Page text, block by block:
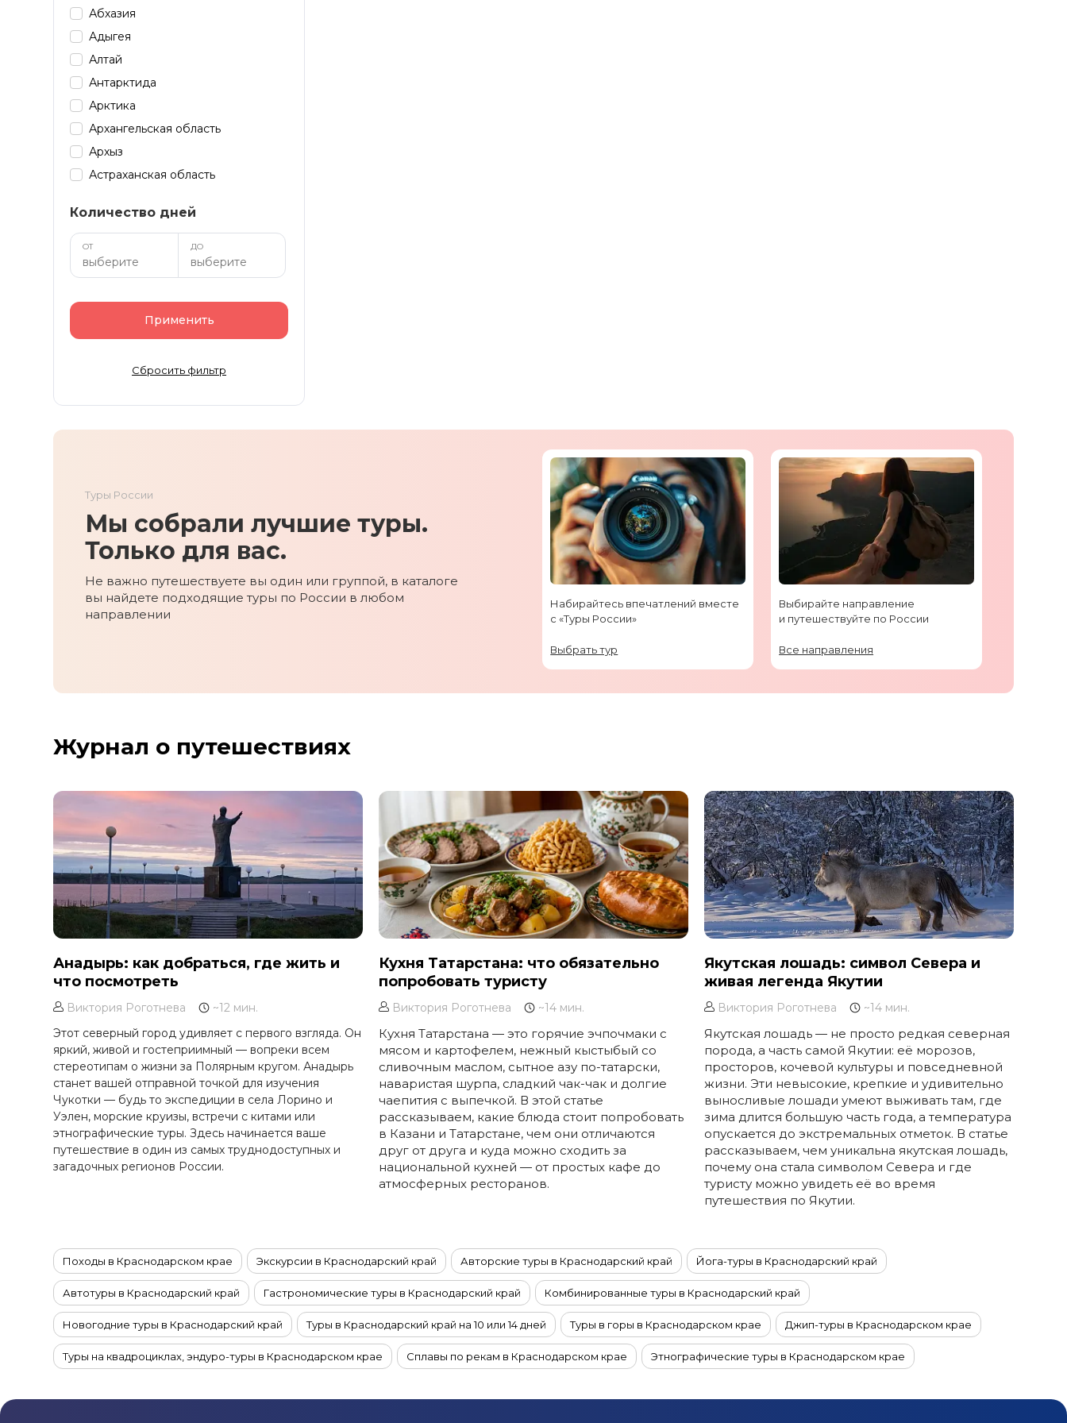
Абхазия
Адыгея
Алтай
Антарктида
Арктика
Архангельская область
Архыз
Астраханская область
Башкирия
Бурятия
Дагестан
Забайкалье
Зарубеж
Иркутская область
Кабардино-Балкария
Калмыкия
Камчатка
Карачаево-Черкесия
Колыма
Кольский полуостров
Москва и Московская область
Новгородская область
Оймякон
Осетия
Остров Итуруп
Остров Кунашир
Остров Шикотан
Плато Путорана
Приморье
Самарская область
Сахалин
Соловецкие острова
Ставропольский край
Татарстан
Териберка
Тыва
Урал
Чукотка
Шантарские Острова
Эльбрус
Якутия
Якутск
Ямал
Количество дней
ОТ ДО
Применить
Сбросить фильтр
Туры России
Мы собрали лучшие туры.
Только для вас.
Не важно путешествуете вы один или группой, в каталоге
вы найдете подходящие туры по России в любом
направлении
Набирайтесь впечатлений вместе
с «Туры России»
Выбрать тур
Выбирайте направление
и путешествуйте по России
Все направления
Журнал о путешествиях
Анадырь: как добраться, где жить и
что посмотреть
Виктория Роготнева
~12 мин.
Этот северный город удивляет с первого взгляда. Он
яркий, живой и гостеприимный — вопреки всем
стереотипам о жизни за Полярным кругом. Анадырь
станет вашей отправной точкой для изучения
Чукотки — будь то экспедиции в села Лорино и
Уэлен, морские круизы, встречи с китами или
этнографические туры. Здесь начинается ваше
путешествие в один из самых труднодоступных и
загадочных регионов России.
Кухня Татарстана: что обязательно
попробовать туристу
Виктория Роготнева ~14 мин.
Кухня Татарстана — это горячие эчпочмаки с
мясом и картофелем, нежный кыстыбый со
сливочным маслом, сытное азу по-татарски,
наваристая шурпа, сладкий чак-чак и долгие
чаепития с выпечкой. В этой статье
рассказываем, какие блюда стоит попробовать
в Казани и Татарстане, чем они отличаются
друг от друга и куда можно сходить за
национальной кухней — от простых кафе до
атмосферных ресторанов.
Якутская лошадь: символ Севера и
живая легенда Якутии
Виктория Роготнева ~14 мин.
Якутская лошадь — не просто редкая северная
порода, а часть самой Якутии: её морозов,
просторов, кочевой культуры и повседневной
жизни. Эти невысокие, крепкие и удивительно
выносливые лошади умеют выживать там, где
зима длится большую часть года, а температура
опускается до экстремальных отметок. В статье
рассказываем, чем уникальна якутская лошадь,
почему она стала символом Севера и где
туристу можно увидеть её во время
путешествия по Якутии.
Походы в Краснодарском крае Экскурсии в Краснодарский край Авторские туры в Краснодарский край Йога-туры в Краснодарский край
Автотуры в Краснодарский край Гастрономические туры в Краснодарский край Комбинированные туры в Краснодарский край
Новогодние туры в Краснодарский край Туры в Краснодарский край на 10 или 14 дней Туры в горы в Краснодарском крае Джип-туры в Краснодарском крае
Туры на квадроциклах, эндуро-туры в Краснодарском крае Сплавы по рекам в Краснодарском крае Этнографические туры в Краснодарском крае